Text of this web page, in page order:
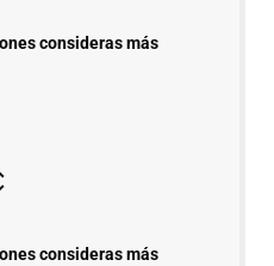
consideras más
consideras más